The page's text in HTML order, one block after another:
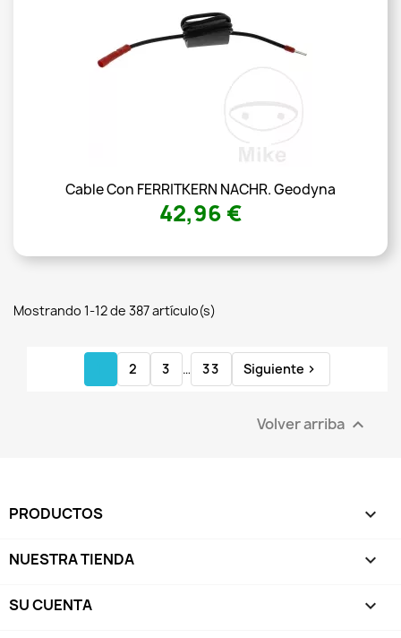
Cable Con FERRITKERN NACHR. Geodyna
42,96 €
Mostrando 1-12 de 387 artículo(s)
2 3 … 33 Siguiente 
Volver arriba 
PRODUCTOS 
NUESTRA TIENDA 
SU CUENTA 